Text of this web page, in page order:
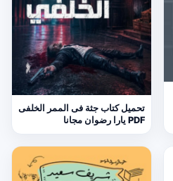
تحميل كتاب جثة فى الممر الخلفى
PDF يارا رضوان مجانا